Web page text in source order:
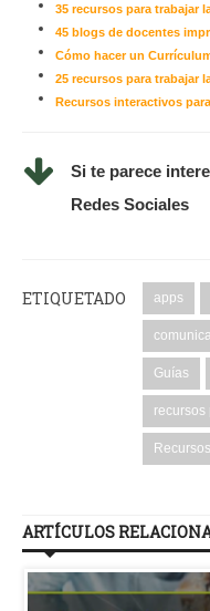
35 recursos para trabajar
45 blogs de docentes
Cómo hacer un
25 recursos para trabajar
Recursos interactivos
Si te parece
Redes Sociales
ETIQUETADO apps
Guías
recursos
ARTÍCULOS